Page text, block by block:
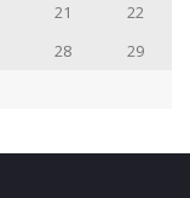
21
22
28
29